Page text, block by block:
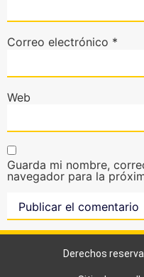
Correo electrónico *
Web
Guarda mi nombre,
navegador para la
Derechos